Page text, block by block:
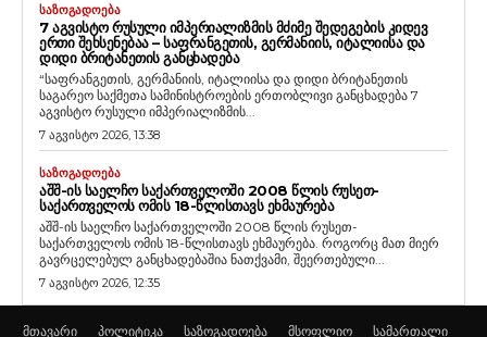
ᲡᲐᲖᲝᲒᲐᲓᲝᲔᲑᲐ
7 ᲐᲒᲕᲘᲡᲢᲝ ᲠᲣᲡᲣᲚᲘ ᲘᲛᲞᲔᲠᲘᲐᲚᲘᲖᲛᲘᲡ ᲛᲫᲘᲛᲔ ᲨᲔᲓᲔᲒᲔᲑᲘᲡ ᲙᲘᲓᲔᲕ
ᲔᲠᲗᲘ ᲨᲔᲮᲡᲔᲜᲔᲑᲐᲐ – ᲡᲐᲤᲠᲐᲜᲒᲔᲗᲘᲡ, ᲒᲔᲠᲛᲐᲜᲘᲘᲡ, ᲘᲢᲐᲚᲘᲘᲡᲐ ᲓᲐ
ᲓᲘᲓᲘ ᲑᲠᲘᲢᲐᲜᲔᲗᲘᲡ ᲒᲐᲜᲪᲮᲐᲓᲔᲑᲐ
“საფრანგეთის, გერმანიის, იტალიისა და დიდი ბრიტანეთის
საგარეო საქმეთა სამინისტროების ერთობლივი განცხადება 7
აგვისტო რუსული იმპერიალიზმის...
7 აგვისტო 2026, 13:38
ᲡᲐᲖᲝᲒᲐᲓᲝᲔᲑᲐ
ᲐᲨᲨ-ᲘᲡ ᲡᲐᲔᲚᲩᲝ ᲡᲐᲥᲐᲠᲗᲕᲔᲚᲝᲨᲘ 2008 ᲬᲚᲘᲡ ᲠᲣᲡᲔᲗ-
ᲡᲐᲥᲐᲠᲗᲕᲔᲚᲝᲡ ᲝᲛᲘᲡ 18-ᲬᲚᲘᲡᲗᲐᲕᲡ ᲔᲮᲛᲐᲣᲠᲔᲑᲐ
აშშ-ის საელჩო საქართველოში 2008 წლის რუსეთ-
საქართველოს ომის 18-წლისთავს ეხმაურება. როგორც მათ მიერ
გავრცელებულ განცხადებაშია ნათქვამი, შეერთებული...
7 აგვისტო 2026, 12:35
მთავარი პოლიტიკა საზოგადოება მსოფლიო სამართალი